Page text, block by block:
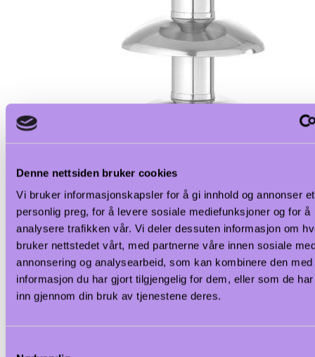
Denne nettsiden bruker cookies
Vi bruker informasjonskapsler for å gi innhold og annonser et
personlig preg, for å levere sosiale mediefunksjoner og for å
analysere trafikken vår. Vi deler dessuten informasjon om
bruker nettstedet vårt, med partnerne våre innen sosiale
annonsering og analysearbeid, som kan kombinere den med
informasjon du har gjort tilgjengelig for dem, eller som de
inn gjennom din bruk av tjenestene deres.